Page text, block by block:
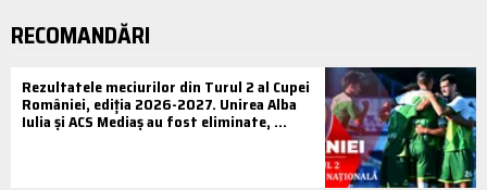
RECOMANDĂRI
Rezultatele meciurilor din Turul 2 al Cupei
României, ediția 2026-2027. Unirea Alba
Iulia și ACS Mediaș au fost eliminate, ...